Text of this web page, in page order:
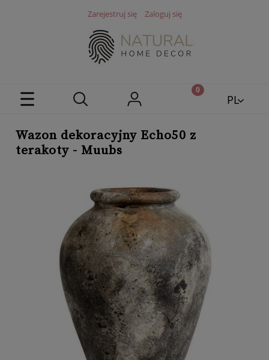
Zarejestruj się Zaloguj się
PL
Wazon dekoracyjny Echo50 z
terakoty - Muubs